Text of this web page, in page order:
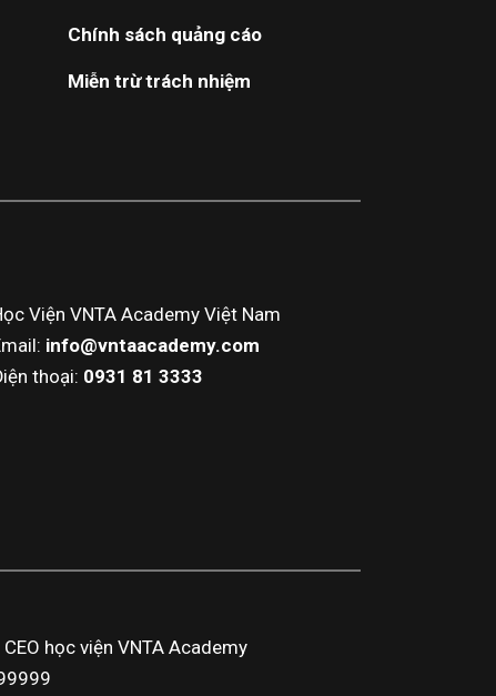
Chính sách quảng cáo
Miễn trừ trách nhiệm
Viện VNTA Academy Việt Nam
info@vntaacademy.com
thoại: 0931 81 3333
học viện VNTA Academy